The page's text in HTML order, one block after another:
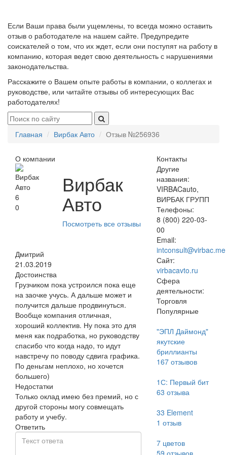
Если Ваши права были ущемлены, то всегда можно оставить
отзыв о работодателе на нашем сайте. Предупредите
соискателей о том, что их ждет, если они поступят на работу в
компанию, которая ведет свою деятельность с нарушениями
законодательства.
Расскажите о Вашем опыте работы в компании, о коллегах и
руководстве, или читайте отзывы об интересующих Вас
работодателях!
Главная Вирбак Авто Отзыв №256936
О компании
6
0
Вирбак
Авто
Посмотреть все отзывы
Дмитрий
21.03.2019
Достоинства
Грузчиком пока устроился пока еще
на заочке учусь. А дальше может и
получится дальше продвинуться.
Вообще компания отличная,
хороший коллектив. Ну пока это для
меня как подработка, но руководству
спасибо что когда надо, то идут
навстречу по поводу сдвига графика.
По деньгам неплохо, но хочется
большего)
Недостатки
Только оклад имею без премий, но с
другой стороны могу совмещать
работу и учебу.
Ответить
Контакты
Другие
названия:
VIRBACauto,
ВИРБАК ГРУПП
Телефоны:
8 (800) 220‑03-
00
Email:
intconsult@virbac.me
Сайт:
virbacavto.ru
Сфера
деятельности:
Торговля
Популярные
"ЭПЛ Даймонд"
якутские
бриллианты
167отзывов
1С: Первый бит
63 отзыва
33 Element
1 отзыв
7 цветов
59 отзывов